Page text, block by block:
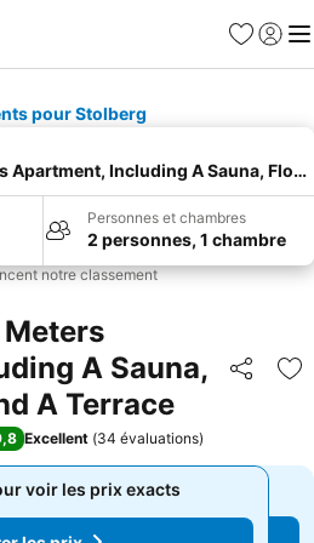
Favoris
Se
pour Stolberg
Apartment, Including A Sauna,
Personnes et chambres
2 personnes, 1 chambre
notre classement
A Sauna,
A Terrace
Partager
Excellent (34 évaluations)
voir les prix exacts
voir les prix exacts